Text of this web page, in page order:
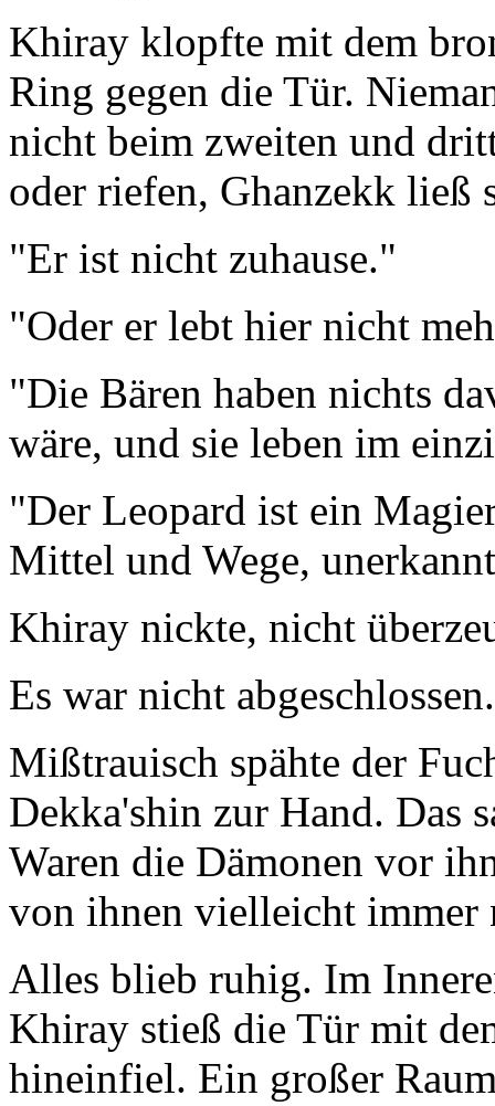
Khiray klopfte mit dem
Ring gegen die Tür.
nicht beim zweiten und
oder riefen, Ghanzekk ließ
"Er ist nicht zuhause."
"Oder er lebt hier nicht
"Die Bären haben nichts
wäre, und sie leben im
"Der Leopard ist ein
Mittel und Wege,
Khiray nickte, nicht
Es war nicht abgeschlossen.
Mißtrauisch spähte der
Dekka'shin zur Hand. Das
Waren die Dämonen vor
von ihnen vielleicht immer
Alles blieb ruhig. Im
Khiray stieß die Tür mit
hineinfiel. Ein großer